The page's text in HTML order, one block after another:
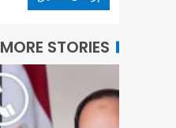
MORE STORIES